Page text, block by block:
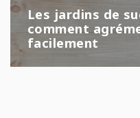
Les jardins de
comment
facilement